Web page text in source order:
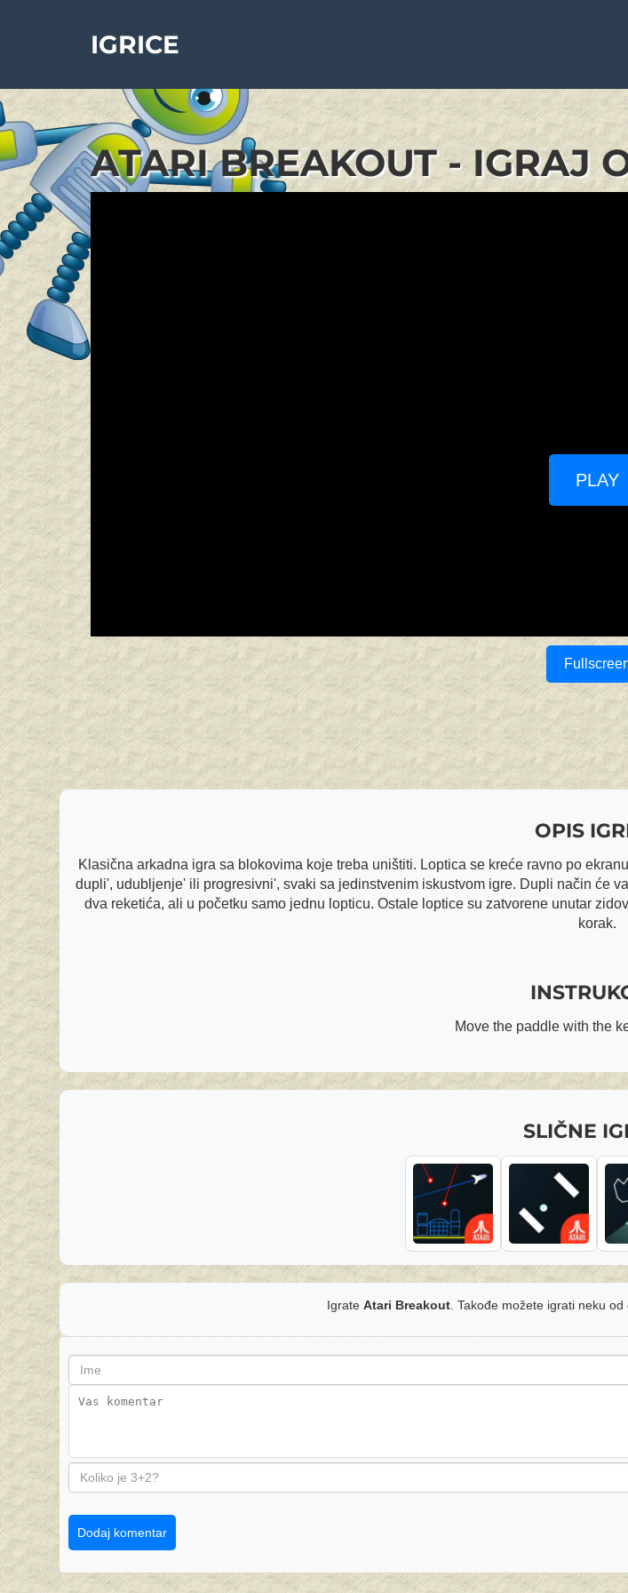
IGRICE
ATARI BREAKOUT - IGRAJ
PLAY
OPIS
Klasična arkadna igra sa blokovima koje treba uništiti. Loptica se kreće ravno po
dupli', udubljenje' ili progresivni', svaki sa jedinstvenim iskustvom igre. Dupli način će
dva reketića, ali u početku samo jednu lopticu. Ostale loptice su zatvorene unutar
korak.
Move the paddle with the
SLIČNE
Igrate Atari Breakout. Takođe možete igrati neku
Dodaj komentar